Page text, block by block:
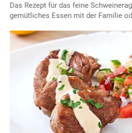
Das Rezept für das feine
gemütliches Essen mit der Familie